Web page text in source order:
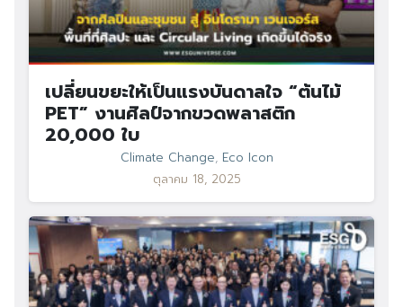
เปลี่ยนขยะให้เป็นแรงบันดาลใจ “ต้นไม้
PET” งานศิลป์จากขวดพลาสติก
20,000 ใบ
Climate Change, Eco Icon
ตุลาคม 18, 2025